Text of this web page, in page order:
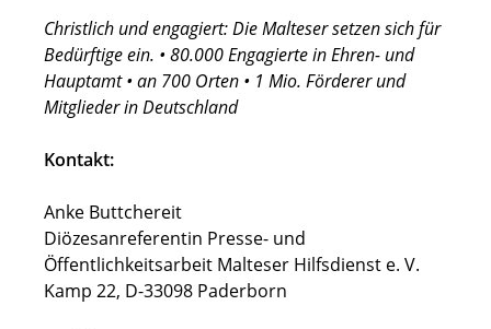
Christlich und engagiert: Die Malteser setzen sich für
Bedürftige ein. • 80.000 Engagierte in Ehren- und
Hauptamt • an 700 Orten • 1 Mio. Förderer und
Mitglieder in Deutschland
Kontakt:
Anke Buttchereit
Diözesanreferentin Presse- und
Öffentlichkeitsarbeit Malteser Hilfsdienst e. V.
Kamp 22, D-33098 Paderborn